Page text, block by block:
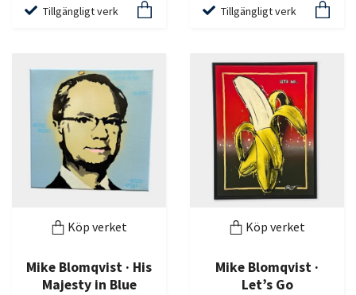
Tillgängligt verk Tillgängligt verk
Köp verket
Mike Blomqvist · His
Majesty in Blue
Köp verket
Mike Blomqvist ·
Let’s Go